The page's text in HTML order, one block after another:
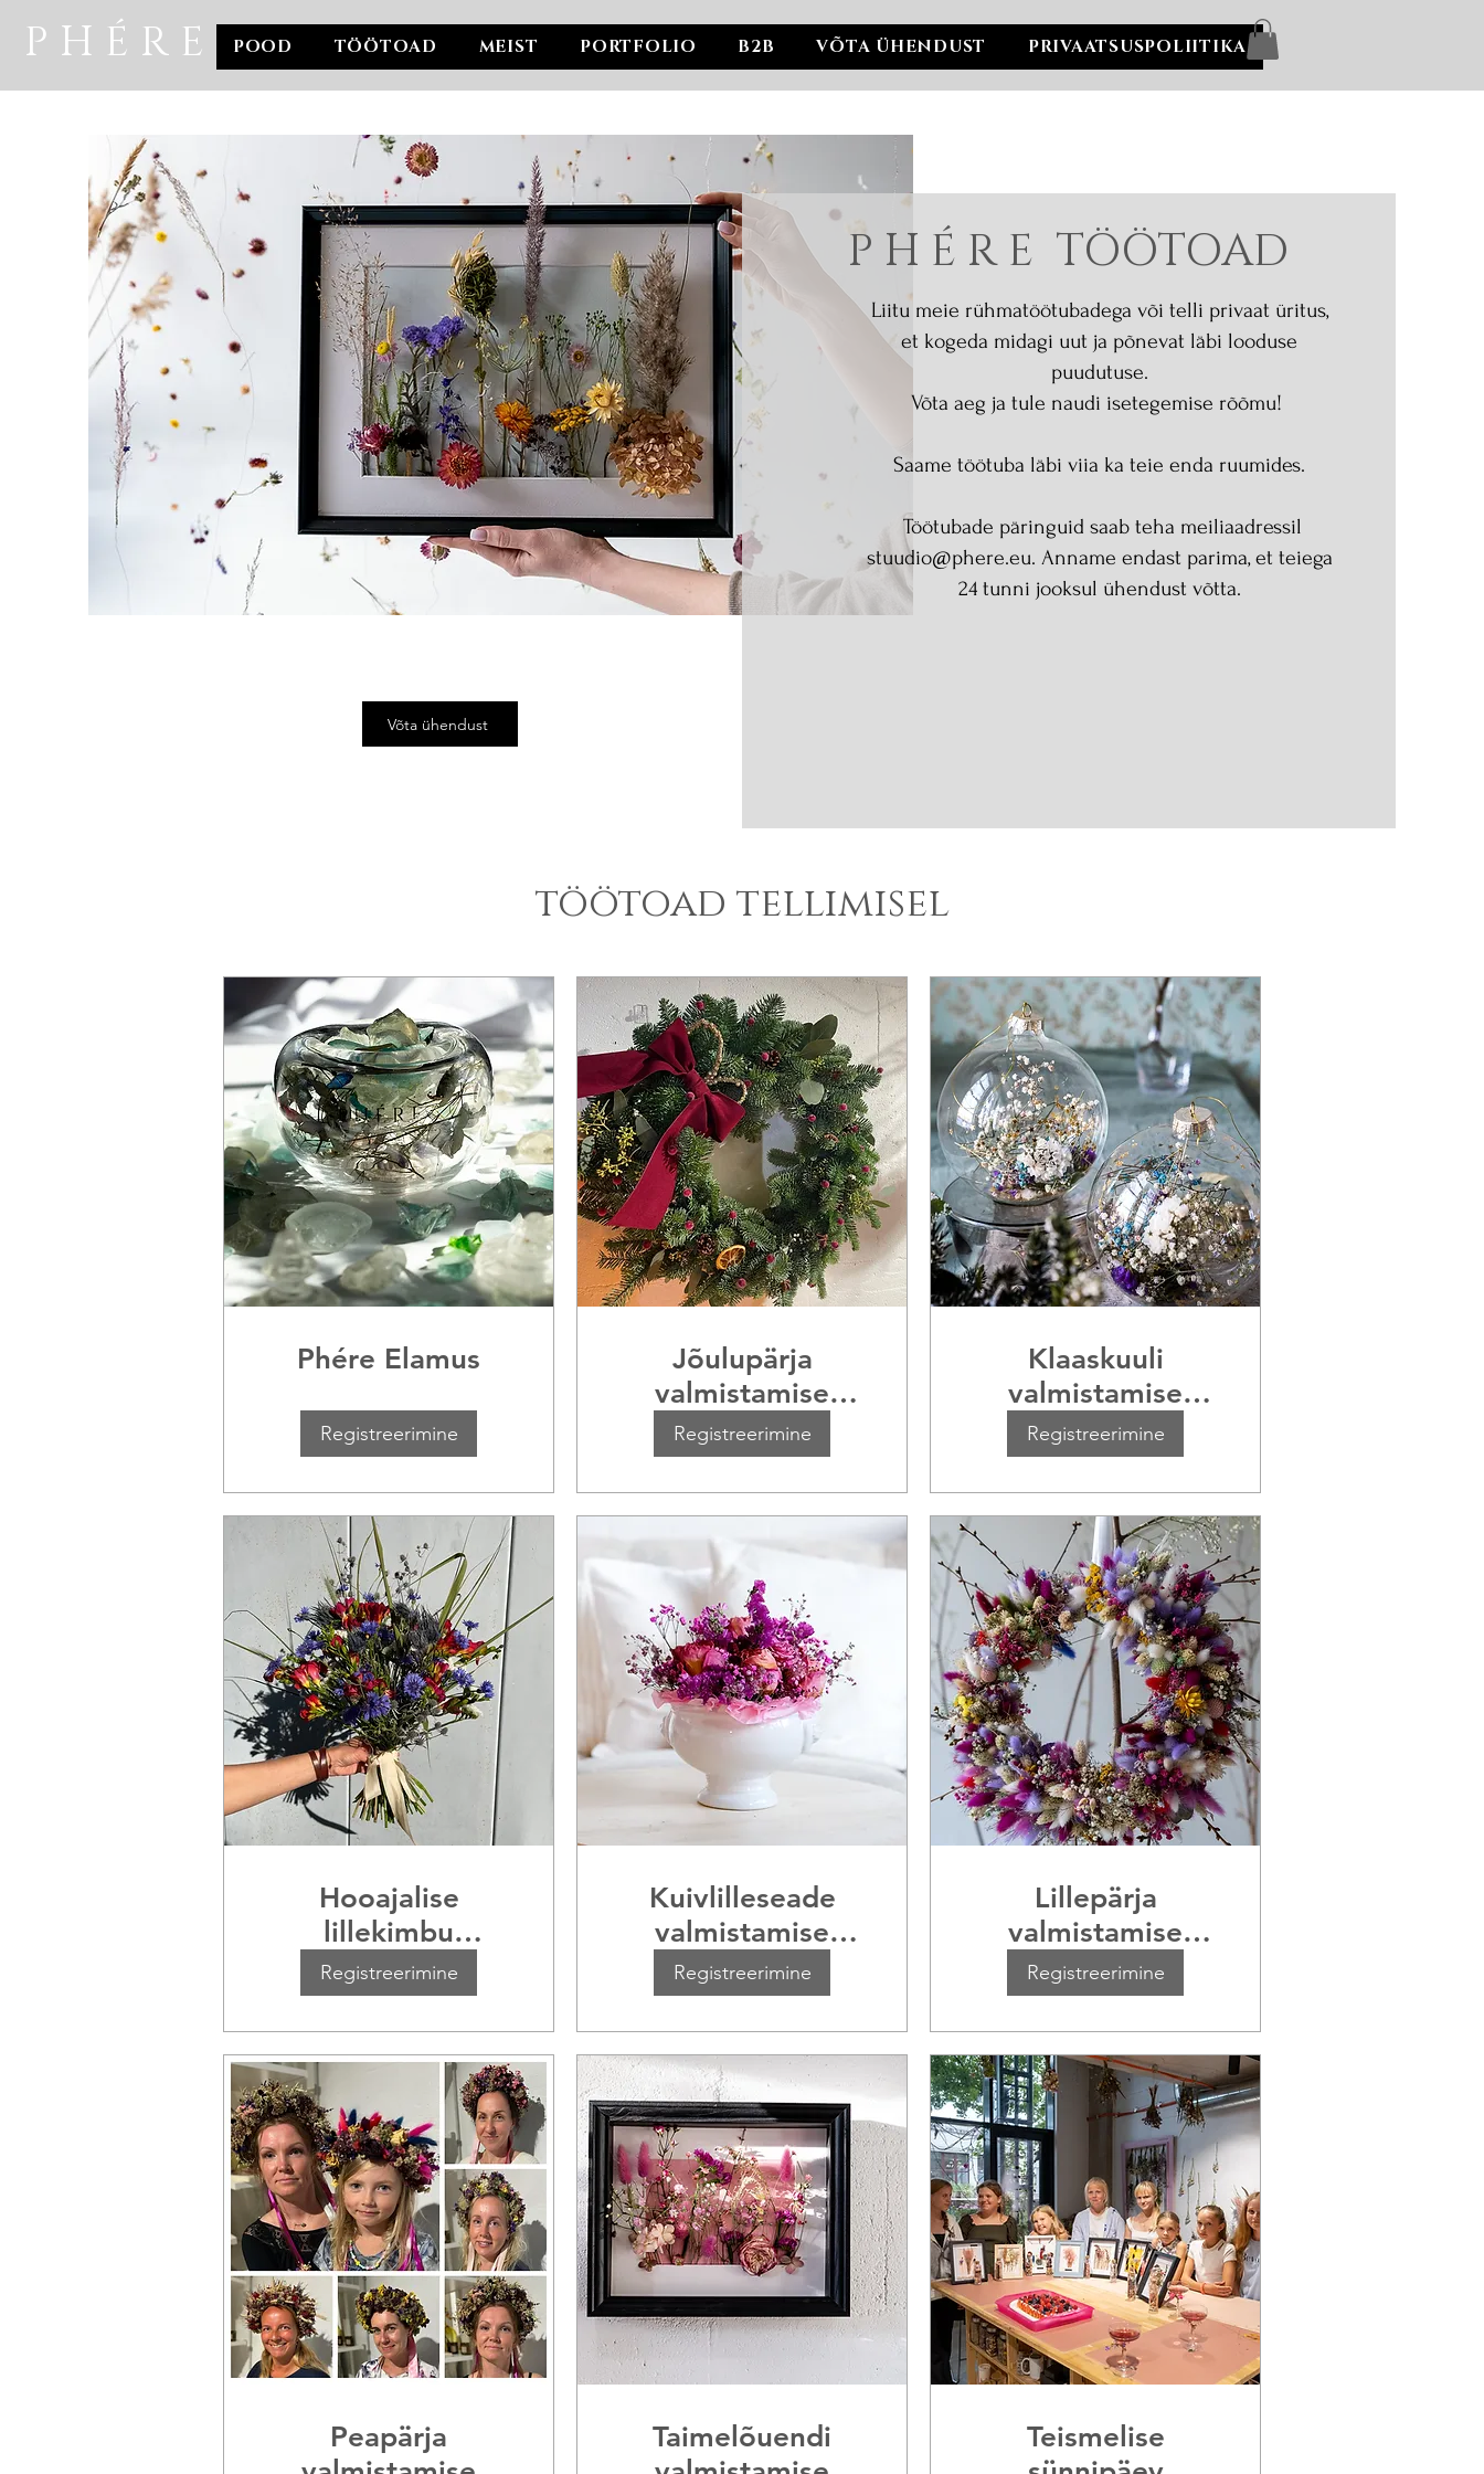
P H É R E POOD TÖÖTOAD MEIST PORTFOLIO B2B VÕTA ÜHENDUST PRIVAATSUSPOLIITIKA
Võta ühendust
P H É R E TÖÖTOAD
Liitu meie rühmatöötubadega või telli privaat üritus,
et kogeda midagi uut ja põnevat läbi looduse
puudutuse.
Võta aeg ja tule naudi isetegemise rõõmu!
Saame töötuba läbi viia ka teie enda ruumides.
Töötubade päringuid saab teha meiliaadressil
stuudio@phere.eu. Anname endast parima, et teiega
24 tunni jooksul ühendust võtta.
töötoad tellimisel
Phére Elamus
Registreerimine
Jõulupärja
valmistamise
töötuba
Registreerimine
Klaaskuuli
valmistamise
Töötuba
Registreerimine
Hooajalise
lillekimbu
valmistamine
Registreerimine
Kuivlilleseade
valmistamise
töötuba
Registreerimine
Lillepärja
valmistamise
töötuba
Registreerimine
Peapärja
Taimelõuendi
Teismelise